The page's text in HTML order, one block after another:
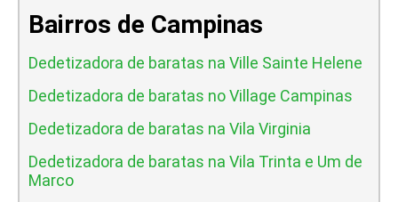
Bairros de Campinas
Dedetizadora de baratas na Ville Sainte Helene
Dedetizadora de baratas no Village Campinas
Dedetizadora de baratas na Vila Virginia
Dedetizadora de baratas na Vila Trinta e Um de
Marco